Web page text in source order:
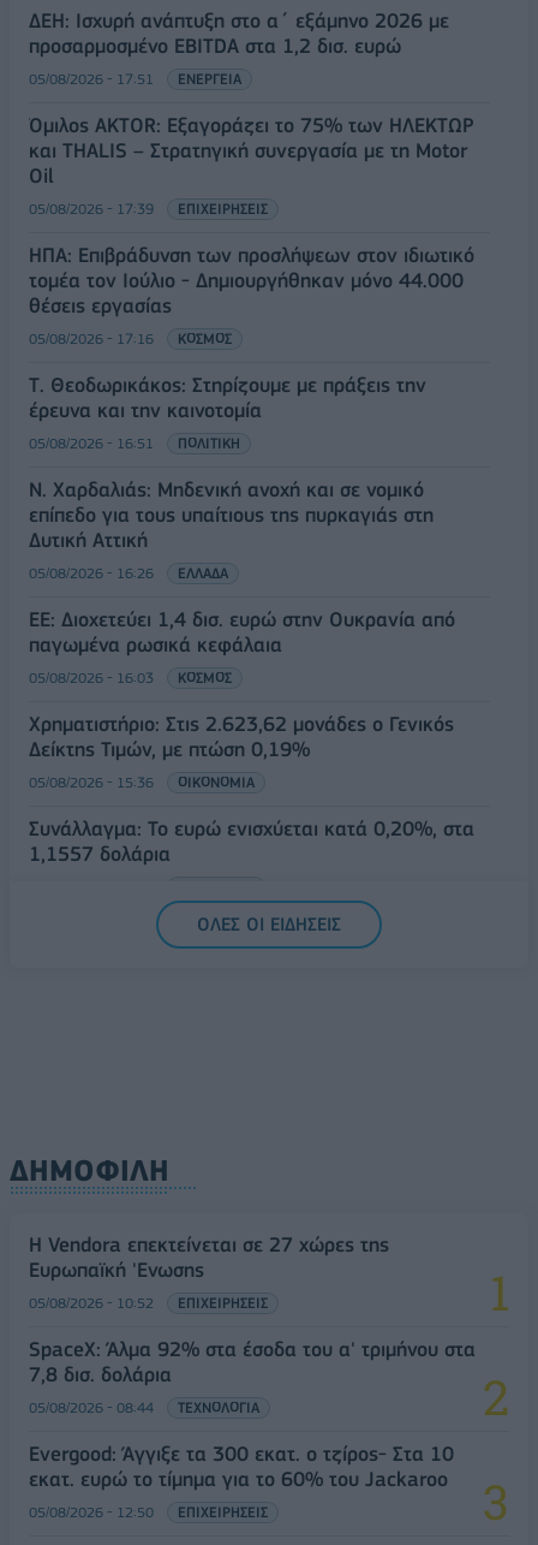
ΔΕΗ: Ισχυρή ανάπτυξη στο α΄ εξάμηνο 2026 με
προσαρμοσμένο EBITDA στα 1,2 δισ. ευρώ
05/08/2026 - 17:51 ΕΝΕΡΓΕΙΑ
Όμιλος AKTOR: Εξαγοράζει το 75% των ΗΛΕΚΤΩΡ
και THALIS – Στρατηγική συνεργασία με τη Motor
Oil
05/08/2026 - 17:39 ΕΠΙΧΕΙΡΗΣΕΙΣ
ΗΠΑ: Επιβράδυνση των προσλήψεων στον ιδιωτικό
τομέα τον Ιούλιο - Δημιουργήθηκαν μόνο 44.000
θέσεις εργασίας
05/08/2026 - 17:16 ΚΟΣΜΟΣ
Τ. Θεοδωρικάκος: Στηρίζουμε με πράξεις την
έρευνα και την καινοτομία
05/08/2026 - 16:51 ΠΟΛΙΤΙΚΗ
Ν. Χαρδαλιάς: Μηδενική ανοχή και σε νομικό
επίπεδο για τους υπαίτιους της πυρκαγιάς στη
Δυτική Αττική
05/08/2026 - 16:26 ΕΛΛΑΔΑ
ΕΕ: Διοχετεύει 1,4 δισ. ευρώ στην Ουκρανία από
παγωμένα ρωσικά κεφάλαια
05/08/2026 - 16:03 ΚΟΣΜΟΣ
Χρηματιστήριο: Στις 2.623,62 μονάδες ο Γενικός
Δείκτης Τιμών, με πτώση 0,19%
05/08/2026 - 15:36 ΟΙΚΟΝΟΜΙΑ
Συνάλλαγμα: Το ευρώ ενισχύεται κατά 0,20%, στα
1,1557 δολάρια
ΟΛΕΣ ΟΙ ΕΙΔΗΣΕΙΣ
ΔΗΜΟΦΙΛΗ
Η Vendora επεκτείνεται σε 27 χώρες της
Ευρωπαϊκή 'Ενωσης
05/08/2026 - 10:52 ΕΠΙΧΕΙΡΗΣΕΙΣ
SpaceX: Άλμα 92% στα έσοδα του α' τριμήνου στα
7,8 δισ. δολάρια
05/08/2026 - 08:44 ΤΕΧΝΟΛΟΓΙΑ
Evergood: Άγγιξε τα 300 εκατ. ο τζίρος- Στα 10
εκατ. ευρώ το τίμημα για το 60% του Jackaroo
05/08/2026 - 12:50 ΕΠΙΧΕΙΡΗΣΕΙΣ